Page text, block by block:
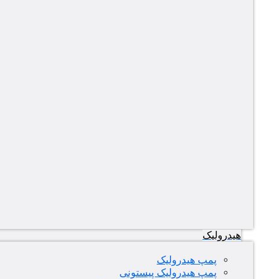
هیدرولیک
پمپ هیدرولیک
پمپ هیدرولیک پیستونی